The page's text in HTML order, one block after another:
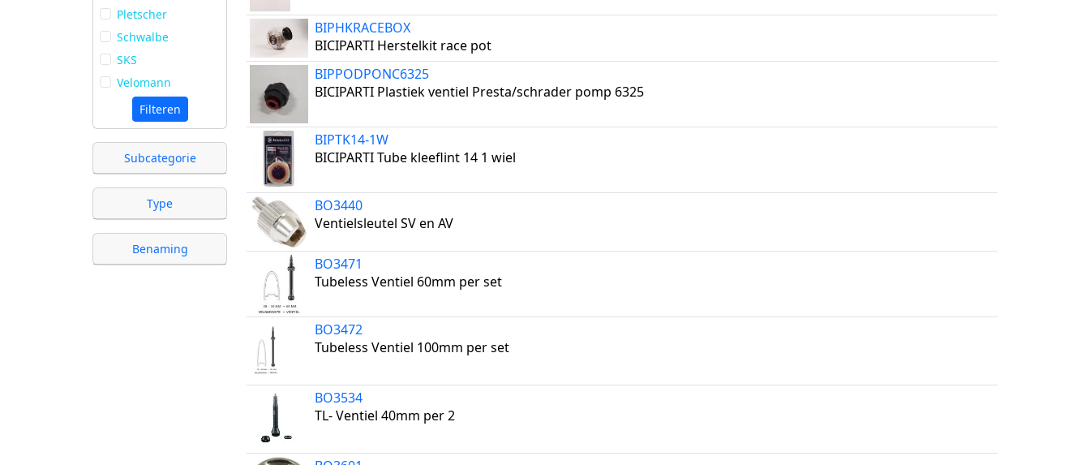
Pletscher
Schwalbe
SKS
Velomann
Filteren
Subcategorie
Type
Benaming
BIPHKRACEBOX
BICIPARTI Herstelkit race pot
BIPPODPONC6325
BICIPARTI Plastiek ventiel Presta/schrader pomp 6325
BIPTK14-1W
BICIPARTI Tube kleeflint 14 1 wiel
BO3440
Ventielsleutel SV en AV
BO3471
Tubeless Ventiel 60mm per set
BO3472
Tubeless Ventiel 100mm per set
BO3534
TL- Ventiel 40mm per 2